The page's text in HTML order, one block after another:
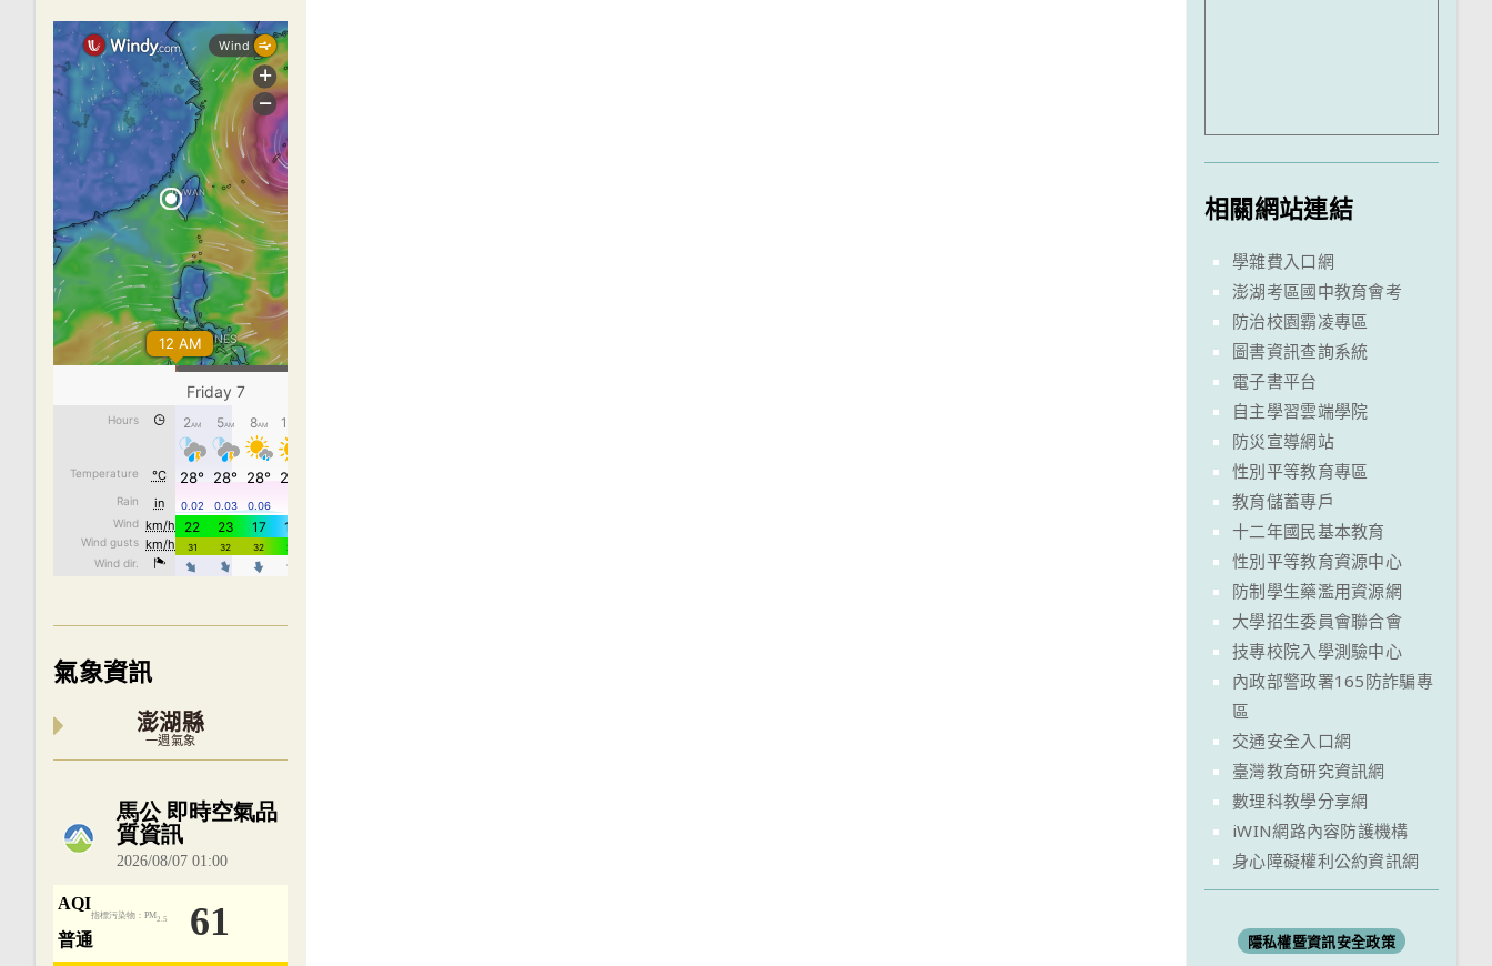
氣象資訊
澎湖縣
一週氣象
內嵌空氣品質小工具為視覺預覽，完整即時空氣品質資料請開啟
相關網站連結
學雜費入口網
澎湖考區國中教育會考
防治校園霸凌專區
圖書資訊查詢系統
電子書平台
自主學習雲端學院
防災宣導網站
性別平等教育專區
教育儲蓄專戶
十二年國民基本教育
性別平等教育資源中心
防制學生藥濫用資源網
大學招生委員會聯合會
技專校院入學測驗中心
內政部警政署165防詐騙專
區
交通安全入口網
臺灣教育研究資訊網
數理科教學分享網
iWIN網路內容防護機構
身心障礙權利公約資訊網
隱私權暨資訊安全政策